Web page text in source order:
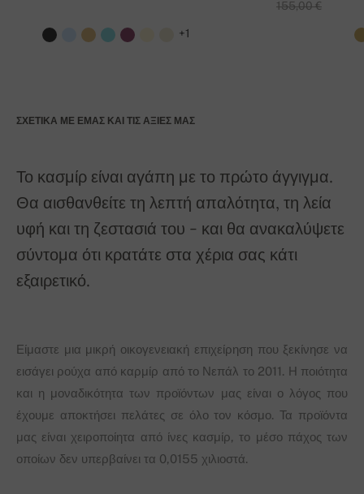
155,00 €
+1
ΣΧΕΤΙΚΆ ΜΕ ΕΜΆΣ ΚΑΙ ΤΙΣ ΑΞΊΕΣ ΜΑΣ
Το κασμίρ είναι αγάπη με το πρώτο άγγιγμα.
Θα αισθανθείτε τη λεπτή απαλότητα, τη λεία
υφή και τη ζεστασιά του - και θα ανακαλύψετε
σύντομα ότι κρατάτε στα χέρια σας κάτι
εξαιρετικό.
Είμαστε μια μικρή οικογενειακή επιχείρηση που ξεκίνησε να
εισάγει ρούχα από καρμίρ από το Νεπάλ το 2011. Η ποιότητα
και η μοναδικότητα των προϊόντων μας είναι ο λόγος που
έχουμε αποκτήσει πελάτες σε όλο τον κόσμο. Τα προϊόντα
μας είναι χειροποίητα από ίνες κασμίρ, το μέσο πάχος των
οποίων δεν υπερβαίνει τα 0,0155 χιλιοστά.